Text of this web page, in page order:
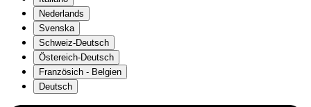
Nederlands
Svenska
Schweiz-Deutsch
Östereich-Deutsch
Französich - Belgien
Deutsch